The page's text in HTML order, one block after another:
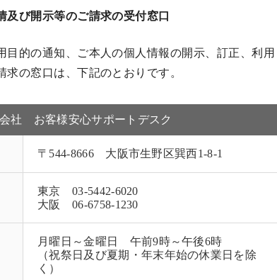
び開示等のご請求の受付窓口
目的の通知、ご本人の個人情報の開示、訂正、利用
の窓口は、下記のとおりです。
社 お客様安心サポートデスク
〒544-8666 大阪市生野区巽西1-8-1
東京 03-5442-6020
大阪 06-6758-1230
月曜日～金曜日 午前9時～午後6時
（祝祭日及び夏期・年末年始の休業日を除
く）